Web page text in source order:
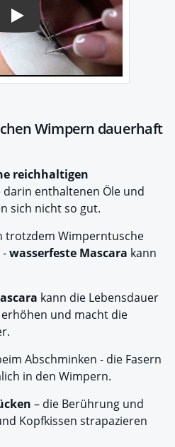
Play
Wimpern dauerhaft
reichhaltigen
darin enthaltenen Öle und
sich nicht so gut.
trotzdem Wimperntusche
wasserfeste Mascara kann
kann die Lebensdauer
und macht die
Abschminken - die Fasern
in den Wimpern.
– die Berührung und
Kopfkissen strapazieren